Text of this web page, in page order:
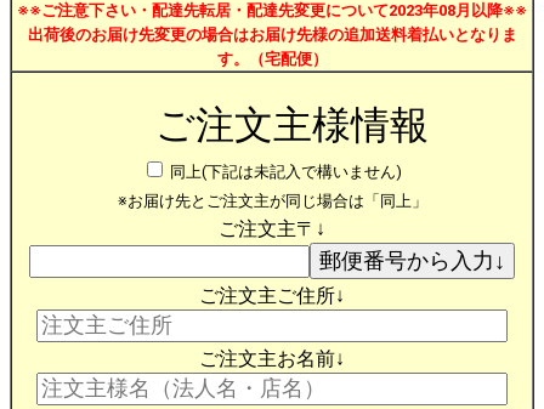
※※ご注意下さい・配達先転居・配達先変更について2023年08月以降※※
出荷後のお届け先変更の場合はお届け先様の追加送料着払いとなりま
す。（宅配便）
ご注文主様情報
同上(下記は未記入で構いません)
※お届け先とご注文主が同じ場合は「同上」
ご注文主〒↓
ご注文主ご住所↓
ご注文主お名前↓